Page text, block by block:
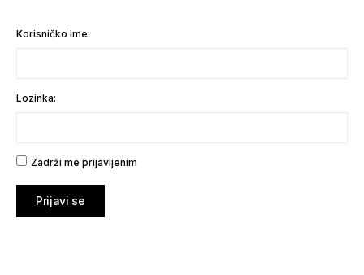
Korisničko ime:
Lozinka:
Zadrži me prijavljenim
Prijavi se